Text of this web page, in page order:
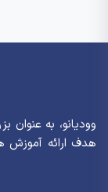
وودیانو، به
هدف ارائه آموزش